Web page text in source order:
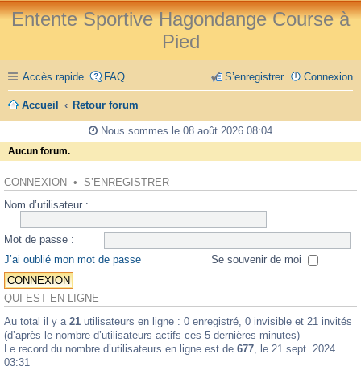
Entente Sportive Hagondange Course à
Pied
Accès rapide FAQ Connexion
S’enregistrer
Accueil Retour forum
Nous sommes le 08 août 2026 08:04
Aucun forum.
CONNEXION • S’ENREGISTRER
Nom d’utilisateur :
Mot de passe :
J’ai oublié mon mot de passe
Se souvenir de moi
QUI EST EN LIGNE
Au total il y a 21 utilisateurs en ligne : 0 enregistré, 0 invisible et 21 invités
(d’après le nombre d’utilisateurs actifs ces 5 dernières minutes)
Le record du nombre d’utilisateurs en ligne est de 677, le 21 sept. 2024
03:31